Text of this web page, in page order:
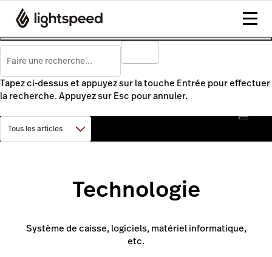
Tapez ci-dessus et appuyez sur la touche Entrée pour effectuer
la recherche. Appuyez sur Esc pour annuler.
Technologie
Système de caisse, logiciels, matériel informatique,
etc.